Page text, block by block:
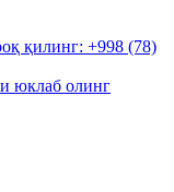
қилинг: +998 (78)
юклаб олинг